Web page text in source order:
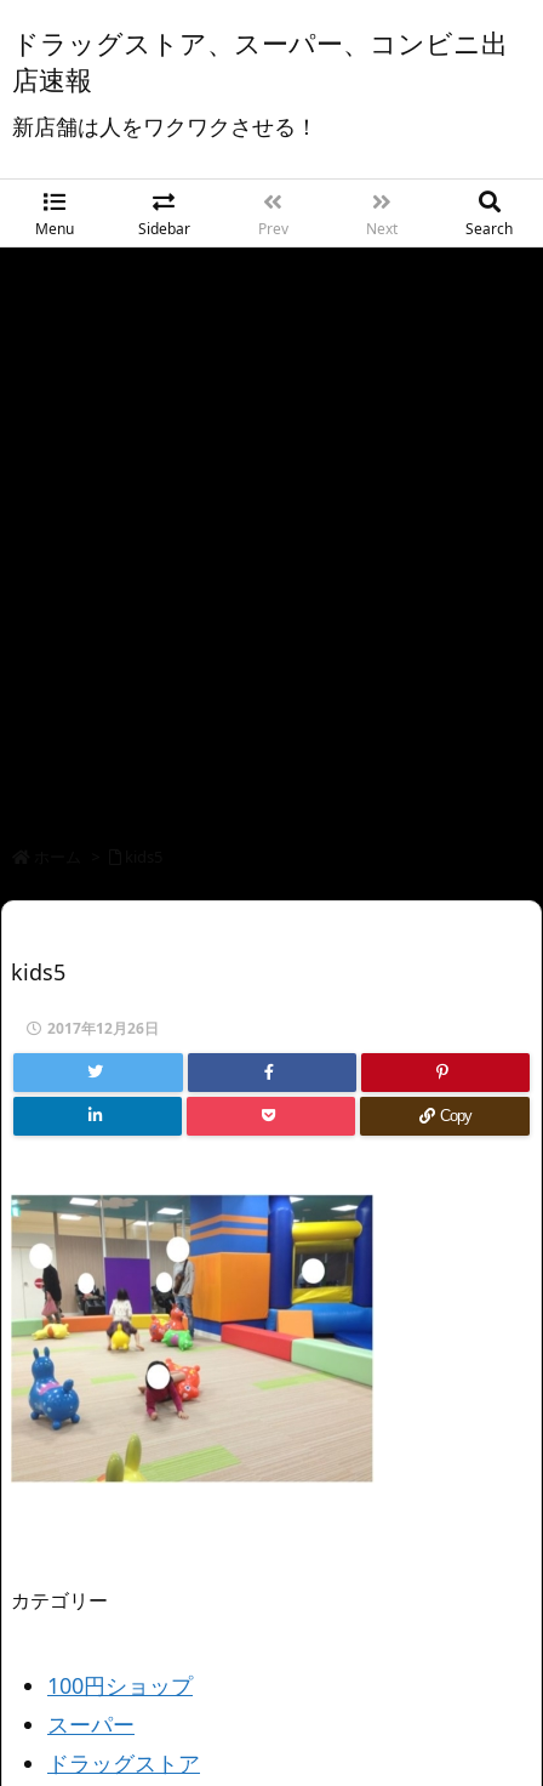
ドラッグストア、スーパー、コンビニ出
店速報
新店舗は人をワクワクさせる！
Menu Sidebar Prev Next Search
kids5
2017年12月26日
Copy
カテゴリー
100円ショップ
スーパー
ドラッグストア